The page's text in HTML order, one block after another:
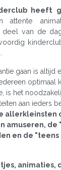
heeft
attente
van de
gaan is altijd
optimaal
is het
aan ieders
allerkleinsten
amuseren, de
en de
animaties,